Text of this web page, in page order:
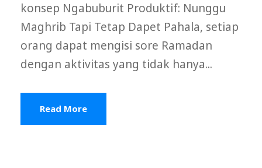
konsep Ngabuburit Produktif: Nunggu
Maghrib Tapi Tetap Dapet Pahala, setiap
orang dapat mengisi sore Ramadan
dengan aktivitas yang tidak hanya...
Read More